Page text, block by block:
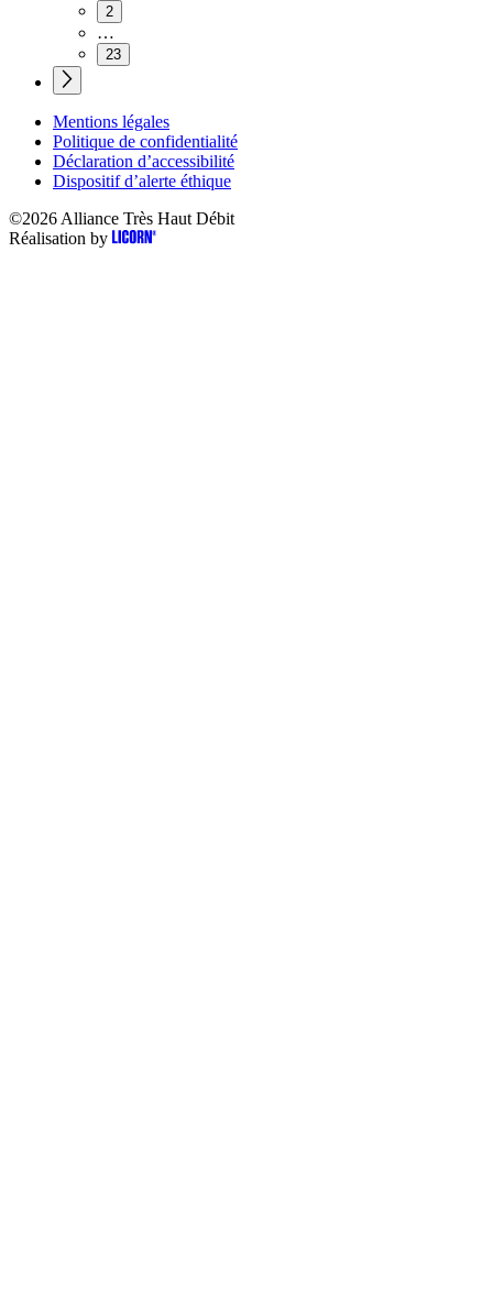
2
…
23
Mentions légales
Politique de confidentialité
Déclaration d’accessibilité
Dispositif d’alerte éthique
©2026 Alliance Très Haut Débit
Réalisation by